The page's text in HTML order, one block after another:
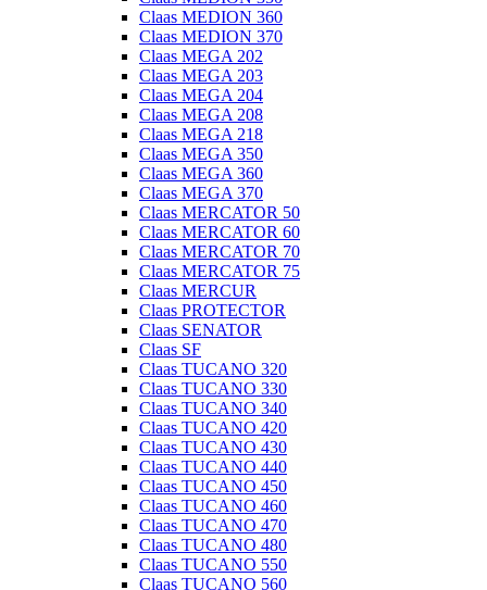
Claas MEDION 360
Claas MEDION 370
Claas MEGA 202
Claas MEGA 203
Claas MEGA 204
Claas MEGA 208
Claas MEGA 218
Claas MEGA 350
Claas MEGA 360
Claas MEGA 370
Claas MERCATOR 50
Claas MERCATOR 60
Claas MERCATOR 70
Claas MERCATOR 75
Claas MERCUR
Claas PROTECTOR
Claas SENATOR
Claas SF
Claas TUCANO 320
Claas TUCANO 330
Claas TUCANO 340
Claas TUCANO 420
Claas TUCANO 430
Claas TUCANO 440
Claas TUCANO 450
Claas TUCANO 460
Claas TUCANO 470
Claas TUCANO 480
Claas TUCANO 550
Claas TUCANO 560